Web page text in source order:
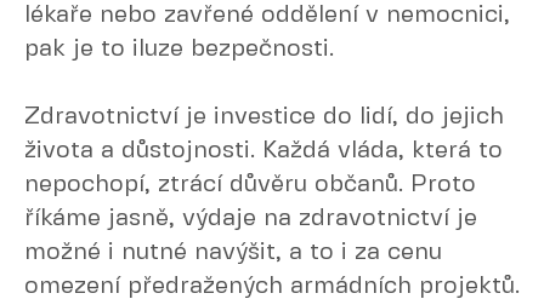
lékaře nebo zavřené oddělení v nemocnici,
pak je to iluze bezpečnosti.
Zdravotnictví je investice do lidí, do jejich
života a důstojnosti. Každá vláda, která to
nepochopí, ztrácí důvěru občanů. Proto
říkáme jasně, výdaje na zdravotnictví je
možné i nutné navýšit, a to i za cenu
omezení předražených armádních projektů.